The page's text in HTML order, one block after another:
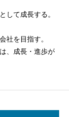
して成長する。
社を目指す。
、成長・進歩が